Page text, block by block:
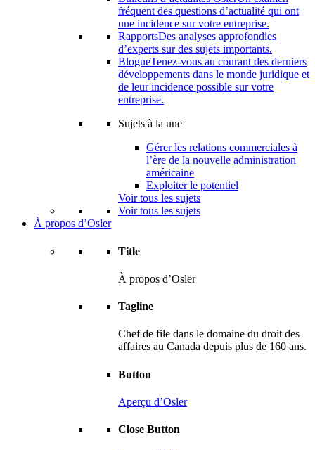
fréquent des questions d’actualité qui ont
une incidence sur votre entreprise.
RapportsDes analyses approfondies
d’experts sur des sujets importants.
BlogueTenez-vous au courant des derniers
développements dans le monde juridique et
de leur incidence possible sur votre
entreprise.
Sujets à la une
Gérer les relations commerciales à
l’ère de la nouvelle administration
américaine
Exploiter le potentiel
Voir tous les sujets
Voir tous les sujets
À propos d’Osler
Title
À propos d’Osler
Tagline
Chef de file dans le domaine du droit des
affaires au Canada depuis plus de 160 ans.
Button
Aperçu d’Osler
Close Button